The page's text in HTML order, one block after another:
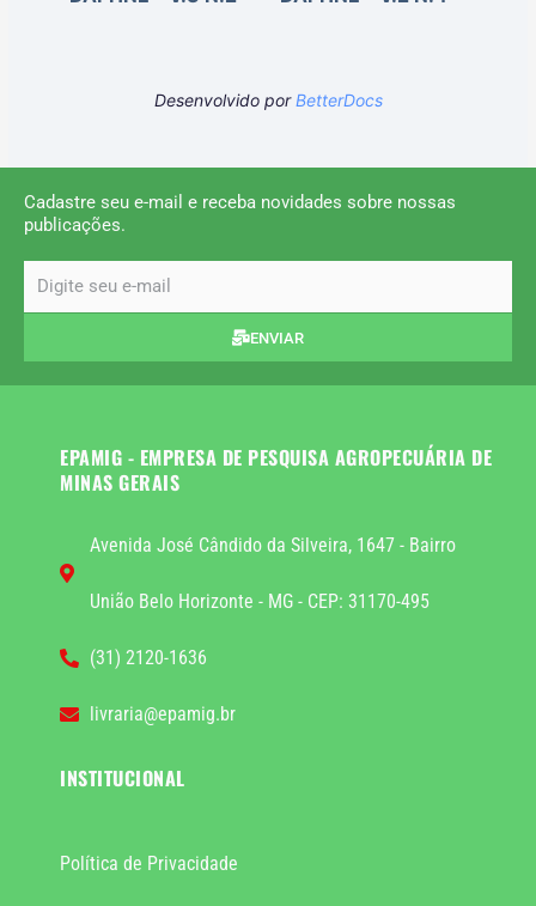
Desenvolvido porBetterDocs
Cadastre seu e-mail e receba novidades sobre nossas
publicações.
ENVIAR
EPAMIG - EMPRESA DE PESQUISA AGROPECUÁRIA DE
MINAS GERAIS
Avenida José Cândido da Silveira, 1647 - Bairro
União Belo Horizonte - MG - CEP: 31170-495
(31) 2120-1636
livraria@epamig.br
INSTITUCIONAL
Política de Privacidade